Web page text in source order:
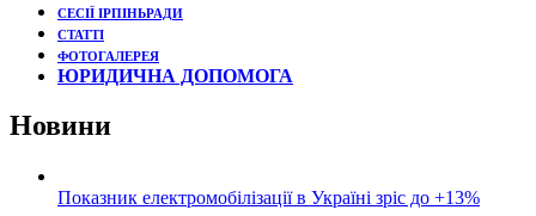
СЕСІЇ ІРПІНЬРАДИ
СТАТТІ
ФОТОГАЛЕРЕЯ
ЮРИДИЧНА ДОПОМОГА
Новини
Показник електромобілізації в Україні зріс до +13%